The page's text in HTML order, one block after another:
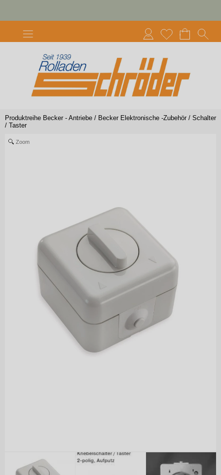
Produktreihe Becker - Antriebe / Becker Elektronische -Zubehör / Schalter
/ Taster
Zoom